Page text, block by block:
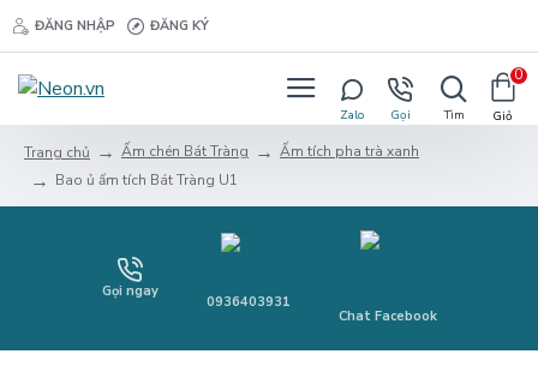
ĐĂNG NHẬP ĐĂNG KÝ
0
Trang chủ Ấm chén Bát Tràng
Ấm tích pha trà xanh
Bao ủ ấm tích Bát Tràng U1
Gọi ngay
0936403931
Chat Facebook